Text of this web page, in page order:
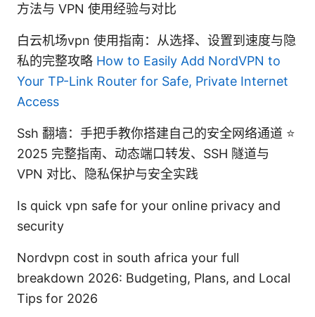
方法与 VPN 使用经验与对比
白云机场vpn 使用指南：从选择、设置到速度与隐
私的完整攻略 How to Easily Add NordVPN to
Your TP-Link Router for Safe, Private Internet
Access
Ssh 翻墙：手把手教你搭建自己的安全网络通道 ⭐
2025 完整指南、动态端口转发、SSH 隧道与
VPN 对比、隐私保护与安全实践
Is quick vpn safe for your online privacy and
security
Nordvpn cost in south africa your full
breakdown 2026: Budgeting, Plans, and Local
Tips for 2026